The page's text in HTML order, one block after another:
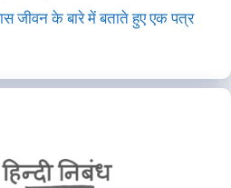
जीवन के बारे में बताते हुए एक पत्र